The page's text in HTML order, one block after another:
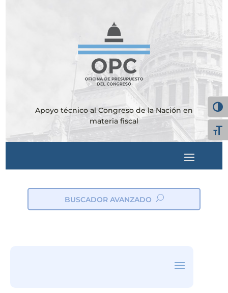
Apoyo técnico al Congreso de la Nación en
materia fiscal
BUSCADOR AVANZADO